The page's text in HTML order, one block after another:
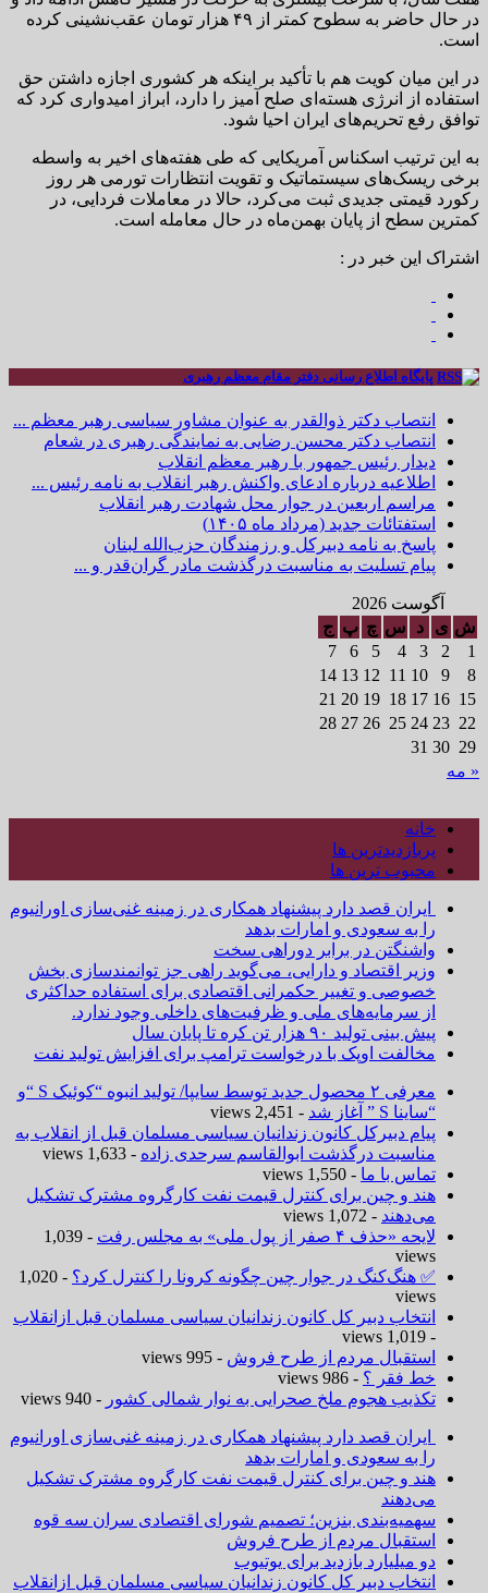
در حال حاضر به سطوح کمتر از ۴۹ هزار تومان عقب‌نشینی کرده
است.
در این میان کویت هم با تأکید بر اینکه هر کشوری اجازه داشتن حق
استفاده از انرژی هسته‌ای صلح آمیز را دارد، ابراز امیدواری کرد که
توافق رفع تحریم‌های ایران احیا شود.
به این ترتیب اسکناس آمریکایی که طی هفته‌های اخیر به واسطه
برخی ریسک‌های سیستماتیک و تقویت انتظارات تورمی هر روز
رکورد قیمتی جدیدی ثبت می‌کرد، حالا در معاملات فردایی، در
کمترین سطح از پایان بهمن‌ماه در حال معامله است.
اشتراک این خبر در :
پایگاه اطلاع رسانی دفتر مقام معظم رهبری
انتصاب دکتر ذوالقدر به عنوان مشاور سیاسی رهبر معظم ...
انتصاب دکتر محسن رضایی به نمایندگی رهبری در شعام
دیدار رئیس جمهور با رهبر معظم انقلاب
اطلاعیه درباره ادعای واکنش رهبر انقلاب به نامه رئیس ...
مراسم اربعین در جوار محل شهادت رهبر انقلاب
استفتائات جدید (مرداد ماه ۱۴۰۵)
پاسخ به نامه دبیرکل و رزمندگان حزب‌الله لبنان
پیام تسلیت به مناسبت درگذشت مادر گران‌قدر و ...
آگوست 2026
ش ی د س چ پ ج
1
2
3
4
5
6
7
8
9
10
11
12
13
14
15
16
17
18
19
20
21
22
23
24
25
26
27
28
29
30
31
« مه
خانه
پربازدیدترین ها
محبوب ترین ها
ایران قصد دارد پیشنهاد همکاری در زمینه غنی‌سازی اورانیوم
را به سعودی و امارات بدهد
واشنگتن در برابر دوراهی سخت
وزیر اقتصاد و دارایی، می‌گوید راهی جز توانمندسازی بخش
خصوصی و تغییر حکمرانی اقتصادی برای استفاده حداکثری
از سرمایه‌های ملی و ظرفیت‌های داخلی وجود ندارد.
پیش بینی تولید ۹۰ هزار تن کره تا پایان سال
مخالفت اوپک با درخواست ترامپ برای افزایش تولید نفت
معرفی ۲ محصول جدید توسط سایپا/ تولید انبوه “کوئیک S “و
“ساینا S ” آغاز شد
- 2,451 views
پیام دبیرکل کانون زندانیان سیاسی مسلمان قبل از انقلاب به
مناسبت درگذشت ابوالقاسم سرحدی زاده - 1,633 views
تماس با ما - 1,550 views
هند و چین برای کنترل قیمت نفت کارگروه مشترک تشکیل
می‌دهند - 1,072 views
لایحه «حذف ۴ صفر از پول ملی» به مجلس رفت
- 1,039
views
✅ هنگ‌کنگ در جوار چین چگونه کرونا را کنترل کرد؟
- 1,020
views
انتخاب دبیر کل کانون زندانیان سیاسی مسلمان قبل ازانقلاب
- 1,019 views
استقبال مردم از طرح فروش - 995 views
خط فقر ؟ - 986 views
تکذیب هجوم ملخ صحرایی به نوار شمالی کشور - 940 views
ایران قصد دارد پیشنهاد همکاری در زمینه غنی‌سازی اورانیوم
را به سعودی و امارات بدهد
هند و چین برای کنترل قیمت نفت کارگروه مشترک تشکیل
می‌دهند
سهمیه‌بندی بنزین؛ تصمیم شورای اقتصادی سران سه قوه
استقبال مردم از طرح فروش
دو میلیارد بازدید برای یوتیوب
انتخاب دبیر کل کانون زندانیان سیاسی مسلمان قبل ازانقلاب